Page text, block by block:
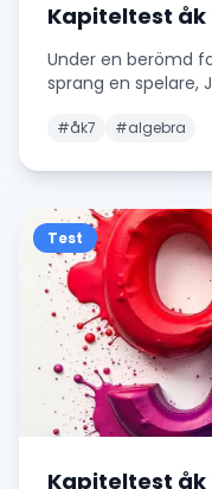
Kapiteltest åk
Under en berömd
sprang en spelare,
#åk7 #algebra
Test
Kapiteltest åk